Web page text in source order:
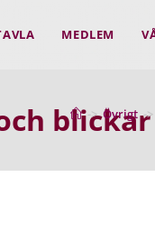
MEDLEM
-> Övrigt ->